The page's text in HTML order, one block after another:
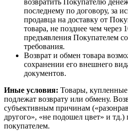
возвратить Покупателю
последнему по договору, за
продавца на доставку от
товара, не позднее чем через
предъявления Покупателем
требования.
Возврат и обмен товара
сохранении его внешнего
документов.
Иные условия: Товары,
подлежат возврату или обмену.
субъективным причинам
другого», «не подошел цвет» и тд.)
покупателем.